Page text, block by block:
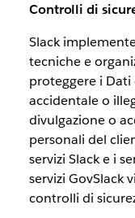
Controlli di
Slack
tecniche e
proteggere i
accidentale o
divulgazione o
personali del
servizi Slack e i
servizi GovSlack
controlli di